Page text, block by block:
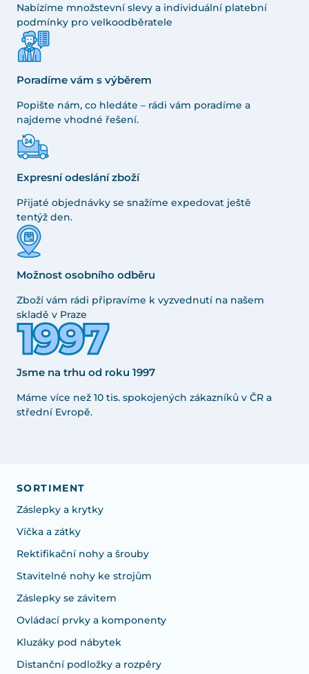
Nabízíme množstevní slevy a individuální platební
podmínky pro velkoodběratele
Poradíme vám s výběrem
Popište nám, co hledáte – rádi vám poradíme a
najdeme vhodné řešení.
Expresní odeslání zboží
Přijaté objednávky se snažíme expedovat ještě
tentýž den.
Možnost osobního odběru
Zboží vám rádi připravíme k vyzvednutí na našem
skladě v Praze
Jsme na trhu od roku 1997
Máme více než 10 tis. spokojených zákazníků v ČR a
střední Evropě.
SORTIMENT
Záslepky a krytky
Víčka a zátky
Rektifikační nohy a šrouby
Stavitelné nohy ke strojům
Záslepky se závitem
Ovládací prvky a komponenty
Kluzáky pod nábytek
Distanční podložky a rozpěry